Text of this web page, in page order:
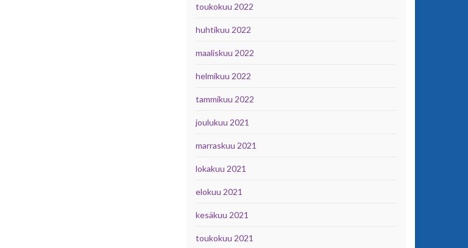
toukokuu 2022
huhtikuu 2022
maaliskuu 2022
helmikuu 2022
tammikuu 2022
joulukuu 2021
marraskuu 2021
lokakuu 2021
elokuu 2021
kesäkuu 2021
toukokuu 2021